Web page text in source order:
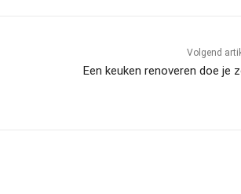
Volgend
Een keuken renoveren doe je